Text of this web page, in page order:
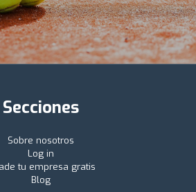
Secciones
Sobre nosotros
Log in
tu empresa gratis
Blog